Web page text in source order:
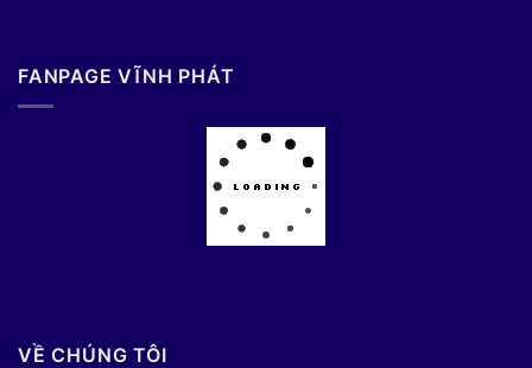
FANPAGE VĨNH PHÁT
VỀ CHÚNG TÔI